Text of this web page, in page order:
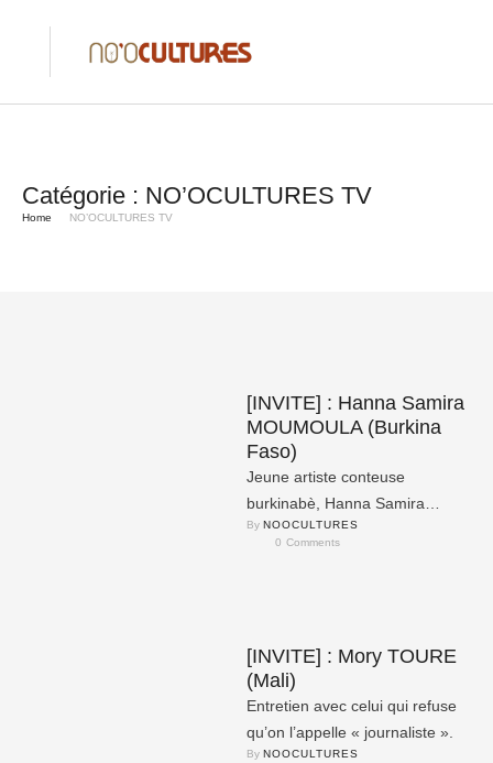
Catégorie : NO’OCULTURES TV
Home NO’OCULTURES TV
[INVITE] : Hanna Samira
MOUMOULA (Burkina
Faso)
Jeune artiste conteuse
burkinabè, Hanna Samira
MOUMOULA a récemment
By NOOCULTURES
0 Comments
[INVITE] : Mory TOURE
(Mali)
Entretien avec celui qui refuse
qu’on l’appelle « journaliste ».
By NOOCULTURES